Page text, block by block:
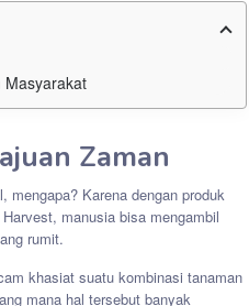
Masyarakat
Zaman
mengapa? Karena dengan produk
manusia bisa mengambil
rumit.
khasiat suatu kombinasi tanaman
mana hal tersebut banyak